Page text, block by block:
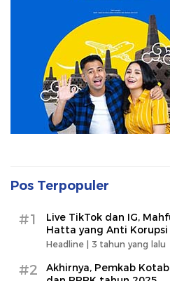
Pos Terpopuler
#1
Live TikTok dan IG,
Hatta yang Anti Korupsi
Headline | 3 tahun yang lalu
#2
Akhirnya, Pemkab